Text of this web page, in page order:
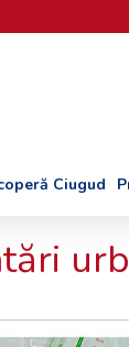
Ciugud